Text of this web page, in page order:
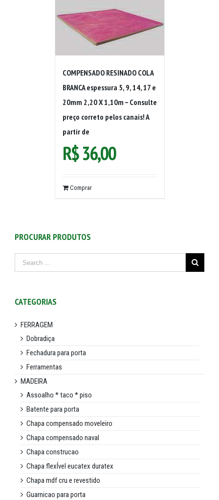
COMPENSADO RESINADO COLA
BRANCA espessura 5, 9, 14, 17 e
20mm 2,20 X 1,10m – Consulte
preço correto pelos canais! A
partir de
R$36,00
Comprar
PROCURAR PRODUTOS
CATEGORIAS
FERRAGEM
Dobradiça
Fechadura para porta
Ferramentas
MADEIRA
Assoalho * taco * piso
Batente para porta
Chapa compensado moveleiro
Chapa compensado naval
Chapa construcao
Chapa flexÍvel eucatex duratex
Chapa mdf cru e revestido
Guarnicao para porta